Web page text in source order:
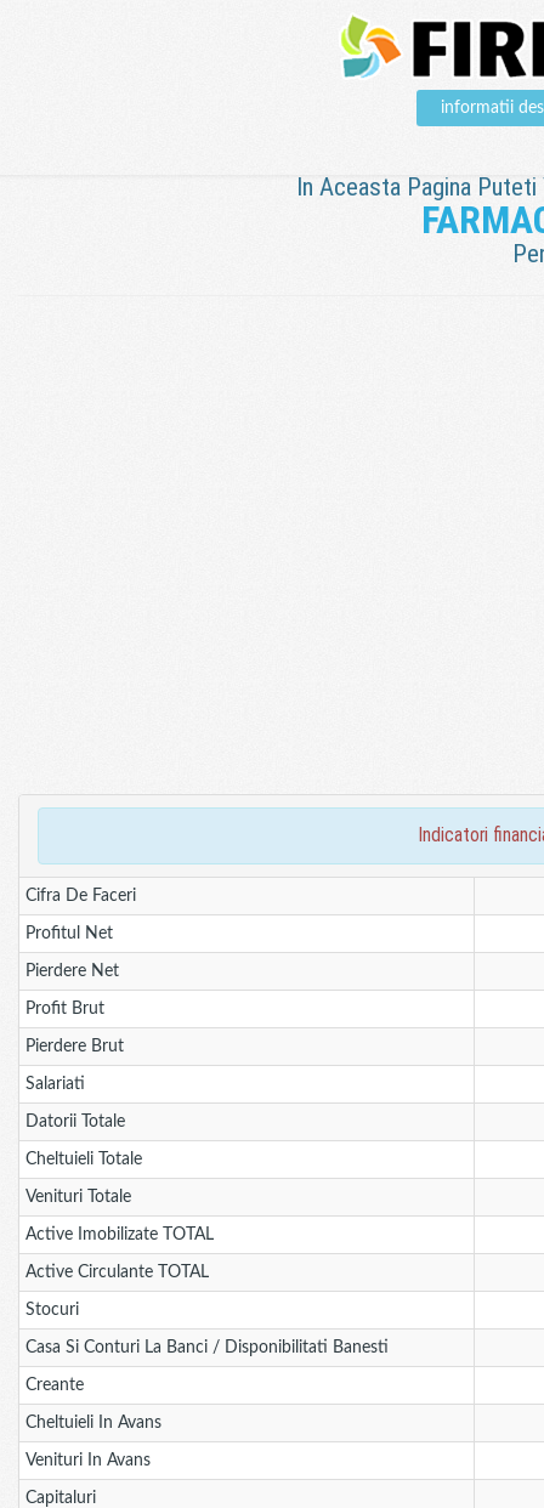
informatii
In Aceasta Pagina
indicatori
Cifra De Faceri
Profitul Net
Pierdere Net
Profit Brut
Pierdere Brut
Salariati
Datorii Totale
Cheltuieli Totale
Venituri Totale
Active Imobilizate TOTAL
Active Circulante TOTAL
Stocuri
Casa Si Conturi La Banci / Disponibilitati Banesti
Creante
Cheltuieli In Avans
Venituri In Avans
Capitaluri